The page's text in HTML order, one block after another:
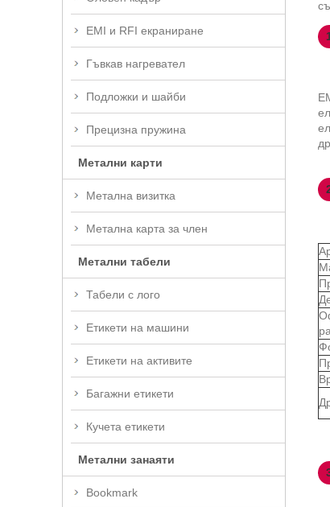
EMI и RFI екраниране
Гъвкав нагревател
Подложки и шайби
Прецизна пружина
Метални карти
Метална визитка
Метална карта за член
Метални табели
Табели с лого
Етикети на машини
Етикети на активите
Багажни етикети
Кучета етикети
Метални занаяти
Bookmark